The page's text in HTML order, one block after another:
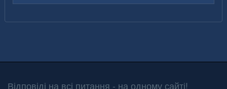
Відповіді на всі питання - на одному сайті!